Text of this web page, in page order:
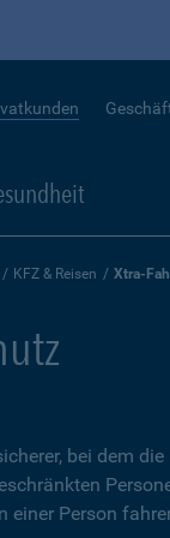
KFZ & Reisen Xtra-
bei dem
einer Person